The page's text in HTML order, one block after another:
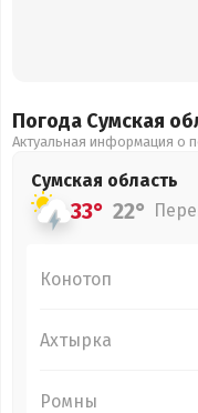
Погода Сумская
Актуальная информация о
Сумская область
33° 22°
Конотоп
Ахтырка
Ромны